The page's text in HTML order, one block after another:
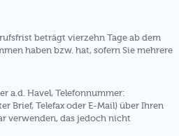
beträgt vierzehn Tage ab dem
haben bzw. hat, sofern Sie mehrere
a.d. Havel, Telefonnummer:
Brief, Telefax oder E-Mail) über Ihren
verwenden, das jedoch nicht